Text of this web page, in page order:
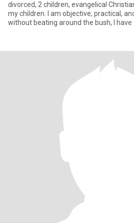
divorced, 2 children, evangelical Christian, conservative, I live with
my children. I am objective, practical,
without beating around the bush, I have